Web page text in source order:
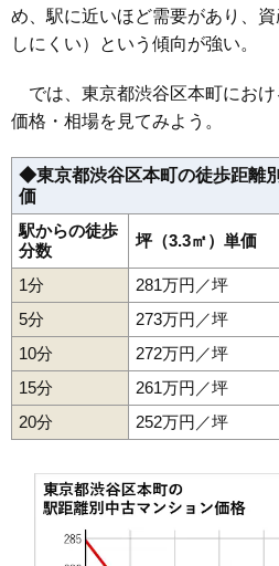
交通 初台駅（9分）、西新宿
7,260万円～7,660
マンションナ
初台中央マンション
住所 東京都渋谷区本町3丁目
交通
西新宿五丁目駅（6分）
（23分）
相場 3,550万円～3,850
(80.7万円/㎡~87.5万円/㎡)
マンションナ
無料一括査定
住所 東京都渋谷区本町1丁目
交通 初台駅（7分）、幡ヶ谷
め、駅に近いほど需要があり、
しにくい）という傾向が強い。
では、東京都渋谷区本町にお
価格・相場を見てみよう。
◆東京都渋谷区本町の徒歩距離
価
駅からの徒歩
分数
坪（3.3㎡）単価
1分
281万円／坪
5分
273万円／坪
10分
272万円／坪
15分
261万円／坪
20分
252万円／坪